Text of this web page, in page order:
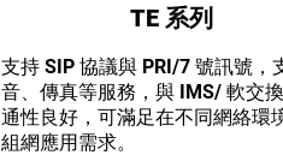
TE 系列
支持 SIP 協議與 PRI/7 號訊號，
音、傳真等服務，與 IMS/ 軟交
通性良好，可滿足在不同網絡環
組網應用需求。